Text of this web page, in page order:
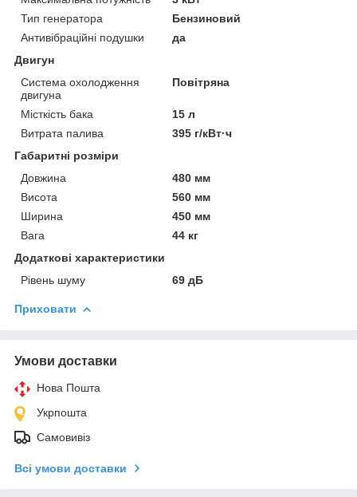
Тип генератора
Бензиновий
Антивібраційні подушки
да
Двигун
Система охолодження
двигуна
Повітряна
Місткість бака
15 л
Витрата палива
395 г/кВт·ч
Габаритні розміри
Довжина
480 мм
Висота
560 мм
Ширина
450 мм
Вага
44 кг
Додаткові характеристики
Рівень шуму
69 дБ
Приховати
Умови доставки
Нова Пошта
Укрпошта
Самовивіз
Всі умови доставки